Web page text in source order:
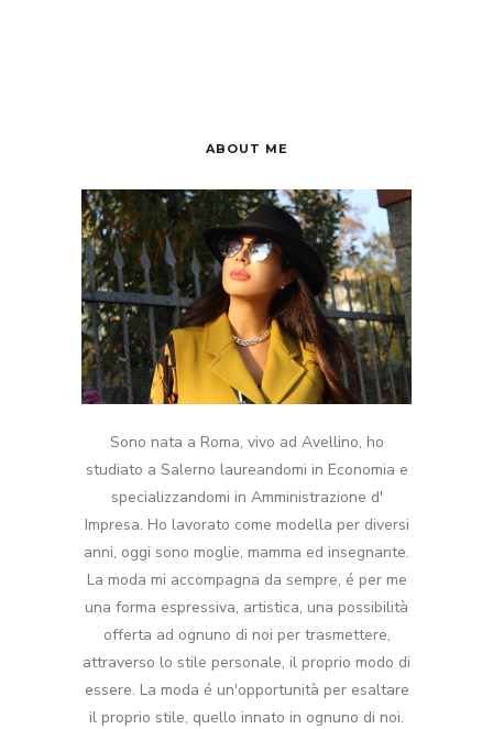
ABOUT ME
Sono nata a Roma, vivo ad Avellino, ho
studiato a Salerno laureandomi in Economia e
specializzandomi in Amministrazione d'
Impresa. Ho lavorato come modella per diversi
anni, oggi sono moglie, mamma ed insegnante.
La moda mi accompagna da sempre, é per me
una forma espressiva, artistica, una possibilità
offerta ad ognuno di noi per trasmettere,
attraverso lo stile personale, il proprio modo di
essere. La moda é un'opportunità per esaltare
il proprio stile, quello innato in ognuno di noi.